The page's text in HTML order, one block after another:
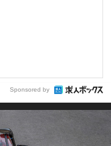
Sponsored by